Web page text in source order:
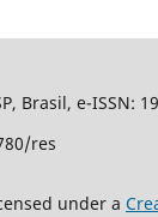
Brasil, e-ISSN:
res
under a